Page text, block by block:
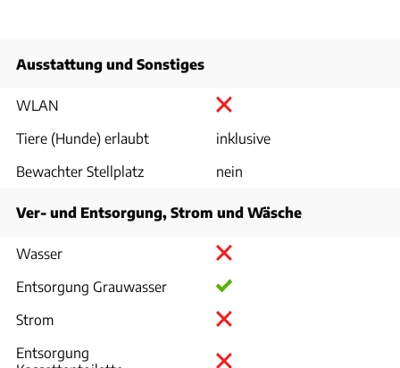
Ausstattung und Sonstiges
WLAN
Tiere (Hunde) erlaubt
inklusive
Bewachter Stellplatz
nein
Ver- und Entsorgung, Strom und Wäsche
Wasser
Entsorgung Grauwasser
Strom
Entsorgung